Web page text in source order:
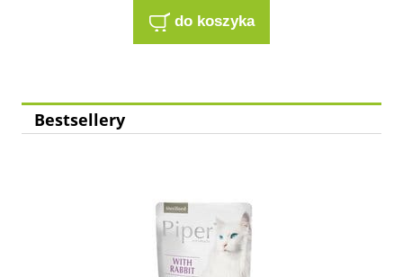
do koszyka
Bestsellery